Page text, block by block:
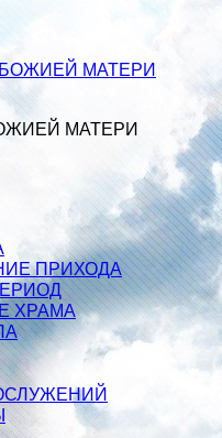
МАТЕРИ
ПРИХОДА
ХРАМА